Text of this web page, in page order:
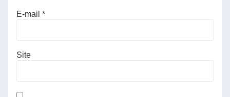
E-mail *
Site